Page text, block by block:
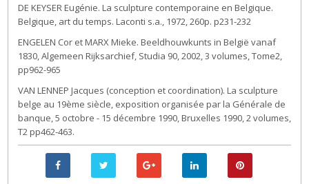
DE KEYSER Eugénie. La sculpture contemporaine en Belgique.
Belgique, art du temps. Laconti s.a., 1972, 260p. p231-232
ENGELEN Cor et MARX Mieke. Beeldhouwkunts in België vanaf
1830, Algemeen Rijksarchief, Studia 90, 2002, 3 volumes, Tome2,
pp962-965
VAN LENNEP Jacques (conception et coordination). La sculpture
belge au 19ème siècle, exposition organisée par la Générale de
banque, 5 octobre - 15 décembre 1990, Bruxelles 1990, 2 volumes,
T2 pp462-463.